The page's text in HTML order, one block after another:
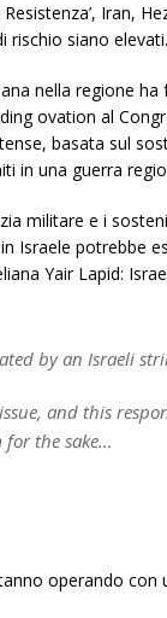
Iran,
rischio siano elevati.
nella regione
ovation al
basata sul
in una guerra
militare e i
Israele potrebbe
Yair Lapid:
by an Israeli
and this
for the sake…
operando con